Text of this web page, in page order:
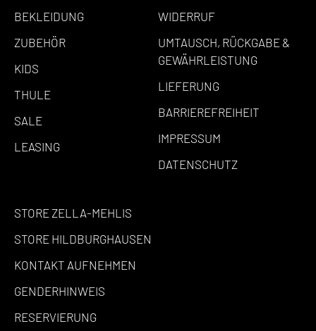
BEKLEIDUNG
ZUBEHÖR
KIDS
THULE
SALE
LEASING
WIDERRUF
UMTAUSCH, RÜCKGABE &
GEWÄHRLEISTUNG
LIEFERUNG
BARRIEREFREIHEIT
IMPRESSUM
DATENSCHUTZ
STORE ZELLA-MEHLIS
STORE HILDBURGHAUSEN
KONTAKT AUFNEHMEN
GENDERHINWEIS
RESERVIERUNG